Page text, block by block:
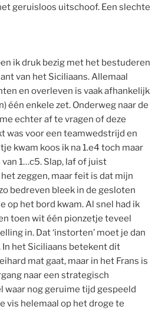
geruisloos uitschoof. Een slechte
ik druk bezig met het bestuderen
van het Siciliaans. Allemaal
en overleven is vaak afhankelijk
één enkele zet. Onderweg naar de
echter af te vragen of deze
was voor een teamwedstrijd en
kwam koos ik na 1.e4 toch maar
1…c5. Slap, laf of juist
zeggen, maar feit is dat mijn
bedreven bleek in de gesloten
op het bord kwam. Al snel had ik
toen wit één pionzetje teveel
in. Dat ‘instorten’ moet je dan
het Siciliaans betekent dit
mat gaat, maar in het Frans is
naar een strategisch
waar nog geruime tijd gespeeld
vis helemaal op het droge te